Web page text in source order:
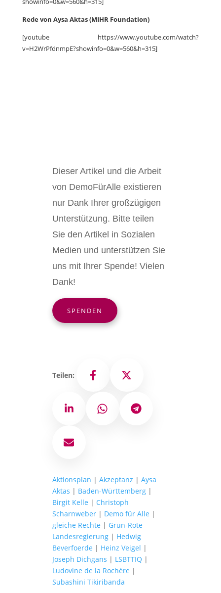
Rede von Aysa Aktas (MIHR Foundation)
[youtube https://www.youtube.com/watch?
v=H2WrPfdnmpE?showinfo=0&w=560&h=315]
Dieser Artikel und die Arbeit
von DemoFürAlle existieren
nur Dank Ihrer großzügigen
Unterstützung. Bitte teilen
Sie den Artikel in Sozialen
Medien und unterstützen Sie
uns mit Ihrer Spende! Vielen
Dank!
SPENDEN
Teilen: Facebook X
LinkedIn WhatsAppTelegram
E-Mail
Aktionsplan | Akzeptanz | Aysa
Aktas | Baden-Württemberg|
Birgit Kelle | Christoph
Scharnweber| Demo für Alle |
gleiche Rechte | Grün-Rote
Landesregierung| Hedwig
Beverfoerde | Heinz Veigel |
Joseph Dichgans | LSBTTIQ |
Ludovine de la Rochère |
Subashini Tikiribanda